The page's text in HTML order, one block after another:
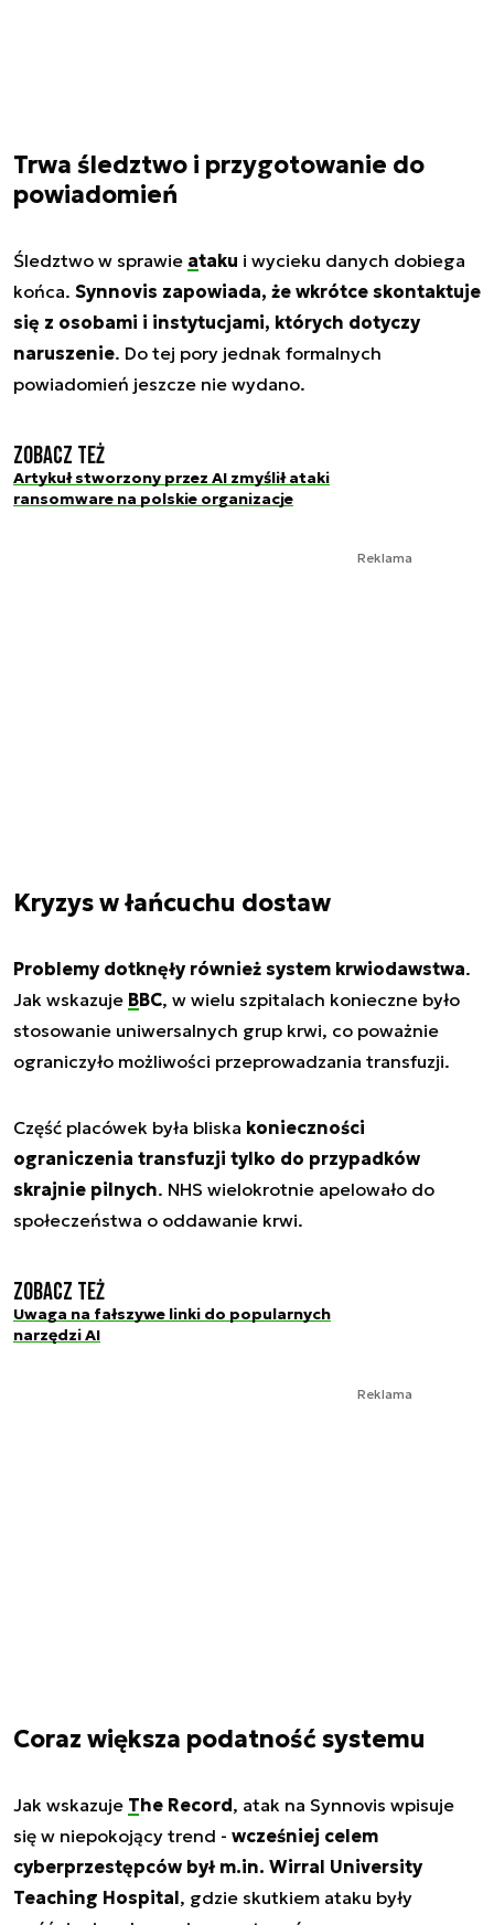
Trwa śledztwo i przygotowanie do
powiadomień
Śledztwo w sprawie ataku i wycieku danych dobiega
końca. Synnovis zapowiada, że wkrótce skontaktuje
się z osobami i instytucjami, których dotyczy
naruszenie. Do tej pory jednak formalnych
powiadomień jeszcze nie wydano.
Zobacz też
Artykuł stworzony przez AI zmyślił ataki
ransomware na polskie organizacje
Reklama
Kryzys w łańcuchu dostaw
Problemy dotknęły również system krwiodawstwa.
Jak wskazuje BBC, w wielu szpitalach konieczne było
stosowanie uniwersalnych grup krwi, co poważnie
ograniczyło możliwości przeprowadzania transfuzji.
Część placówek była bliska konieczności
ograniczenia transfuzji tylko do przypadków
skrajnie pilnych. NHS wielokrotnie apelowało do
społeczeństwa o oddawanie krwi.
Zobacz też
Uwaga na fałszywe linki do popularnych
narzędzi AI
Reklama
Coraz większa podatność systemu
Jak wskazuje The Record, atak na Synnovis wpisuje
się w niepokojący trend - wcześniej celem
cyberprzestępców był m.in. Wirral University
Teaching Hospital, gdzie skutkiem ataku były